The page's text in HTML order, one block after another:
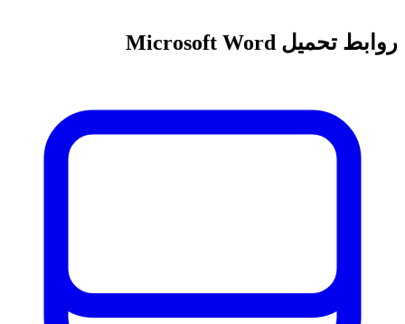
روابط تحميل Microsoft Word